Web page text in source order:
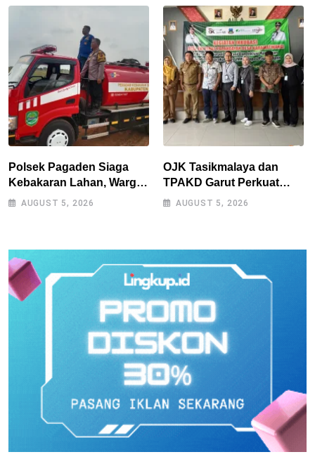
Korban Tembus Rp500
Zeintin
Polsek Pagaden Siaga
Kebakaran Lahan, Warga
Diimbau Tak Bakar
AUGUST 5, 2026
OJK Tasikmalaya dan
TPAKD Garut Perkuat
UMKM melalui Program
AUGUST 5, 2026